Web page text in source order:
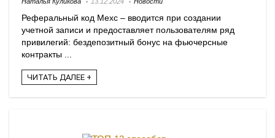
Реферальный код Mexc – вводится при создании
учетной записи и предоставляет пользователям ряд
привилегий: бездепозитный бонус на фьючерсные
контракты ...
ЧИТАТЬ ДАЛЕЕ +